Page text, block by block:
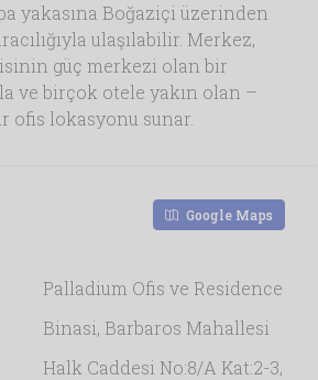
yakasına Boğaziçi üzerinden
ulaşılabilir. Merkez,
güç merkezi olan bir
ve birçok otele yakın olan –
ofis lokasyonu sunar.
Google Maps
Palladium Ofis ve Residence
Binasi, Barbaros Mahallesi
Halk Caddesi No:8/A Kat:2-3,